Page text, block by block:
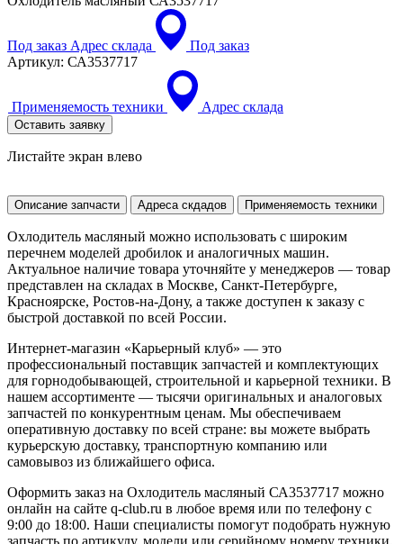
Под заказ Адрес склада
Под заказ
Артикул: СА3537717
Применяемость техники Адрес склада
Оставить заявку
Листайте экран влево
Описание запчасти Адреса скдадов Применяемость техники
Охлодитель масляный можно использовать с широким
перечнем моделей дробилок и аналогичных машин.
Актуальное наличие товара уточняйте у менеджеров — товар
представлен на складах в Москве, Санкт-Петербурге,
Красноярске, Ростов-на-Дону, а также доступен к заказу с
быстрой доставкой по всей России.
Интернет-магазин «Карьерный клуб» — это
профессиональный поставщик запчастей и комплектующих
для горнодобывающей, строительной и карьерной техники. В
нашем ассортименте — тысячи оригинальных и аналоговых
запчастей по конкурентным ценам. Мы обеспечиваем
оперативную доставку по всей стране: вы можете выбрать
курьерскую доставку, транспортную компанию или
самовывоз из ближайшего офиса.
Оформить заказ на Охлодитель масляный СА3537717 можно
онлайн на сайте q-club.ru в любое время или по телефону с
9:00 до 18:00. Наши специалисты помогут подобрать нужную
запчасть по артикулу, модели или серийному номеру техники,